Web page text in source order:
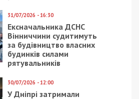
мовної школи
учениць